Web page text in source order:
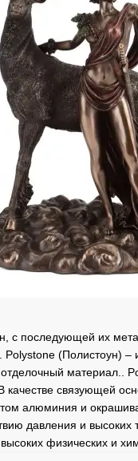
с последующей их
(Полистоун) –
материал..
качестве связующей
алюминия и
давления и
физических и